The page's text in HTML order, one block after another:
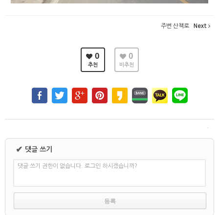
주변 산책로 Next
0
추천
0
비추천
✔ 댓글 쓰기
댓글 쓰기 권한이 없습니다. 로그인 하시겠습니까?